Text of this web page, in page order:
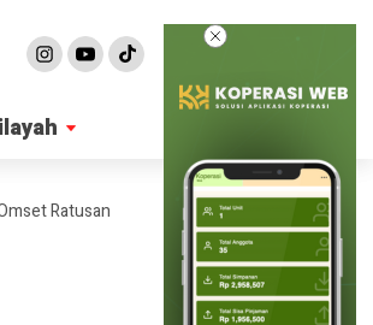
Juta Per Bulan 4 Ide Bisnis Online